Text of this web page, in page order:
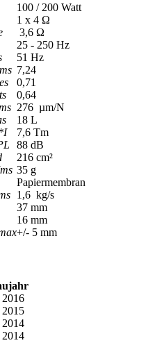
100 / 200 Watt
1 x 4 Ω
3,6 Ω
25 - 250 Hz
51 Hz
7,24
0,71
0,64
276 µm/N
18 L
7,6 Tm
88 dB
216 cm²
35 g
Papiermembran
1,6 kg/s
37 mm
16 mm
+/- 5 mm
2016
2015
2014
2014